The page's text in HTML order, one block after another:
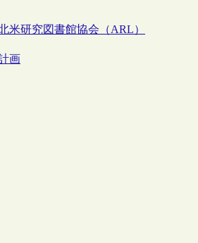
米研究図書館協会（ARL）
画